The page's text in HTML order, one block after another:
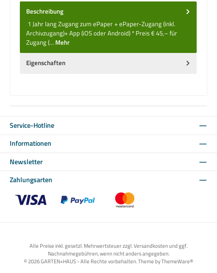
Beschreibung
1 Jahr lang Zugang zum ePaper + ePaper-Zugang (inkl.
Archivzugang)+ App (iOS oder Android) * Preis € 45,– für
Zugang (… Mehr
Eigenschaften
Service-Hotline
Informationen
Newsletter
Zahlungsarten
Alle Preise inkl. gesetzl. Mehrwertsteuer zzgl. Versandkosten und ggf.
Nachnahmegebühren, wenn nicht anders angegeben.
© 2026 GARTEN+HAUS - Alle Rechte vorbehalten. Theme byThemeWare®